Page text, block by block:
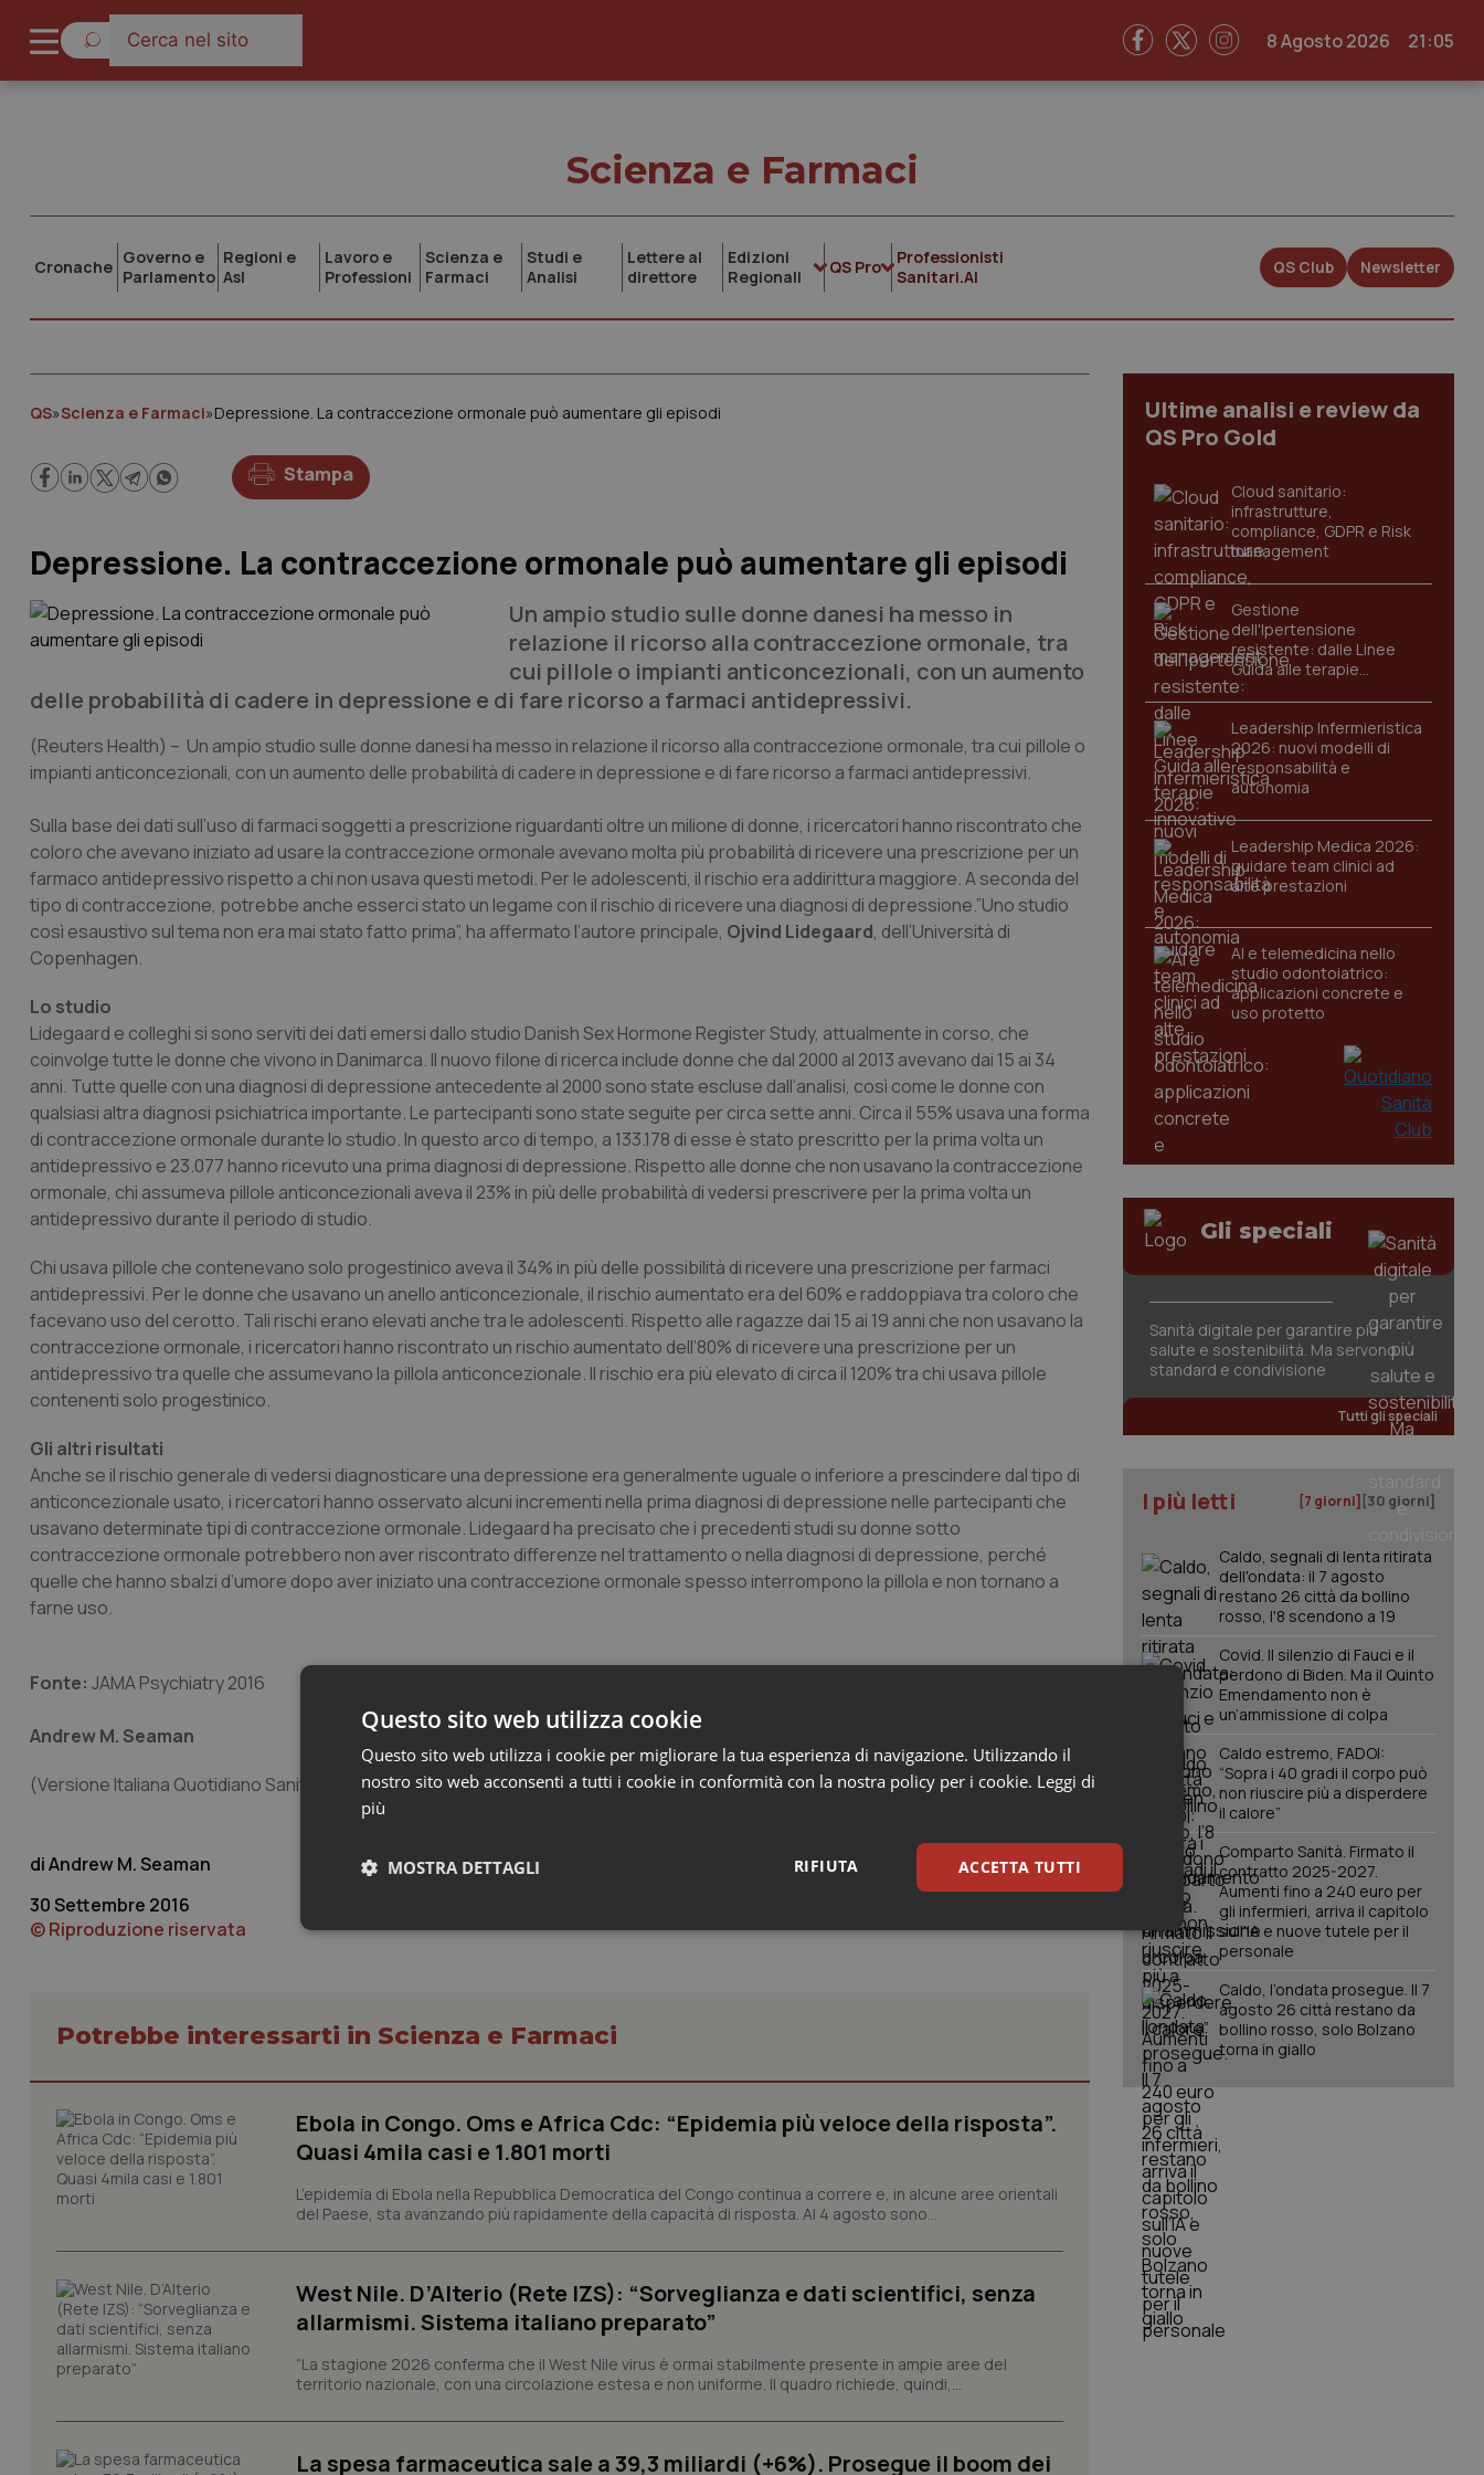
8 Agosto 2026 21:05
Scienza e Farmaci
Cronache Governo e
Parlamento
Regioni e
Asl
Lavoro e
Professioni
Scienza e
Farmaci
Studi e
Analisi
Lettere al
direttore
Edizioni
Regionali
QS Pro
Professionisti
Sanitari.AI
QS Club Newsletter
QS»Scienza e Farmaci»Depressione. La contraccezione ormonale può aumentare gli episodi
Stampa
Depressione. La contraccezione ormonale può aumentare gli episodi
Un ampio studio sulle donne danesi ha messo in
relazione il ricorso alla contraccezione ormonale, tra
cui pillole o impianti anticoncezionali, con un aumento
delle probabilità di cadere in depressione e di fare ricorso a farmaci antidepressivi.
(Reuters Health) – Un ampio studio sulle donne danesi ha messo in relazione il ricorso alla contraccezione ormonale, tra cui pillole o
impianti anticoncezionali, con un aumento delle probabilità di cadere in depressione e di fare ricorso a farmaci antidepressivi.
Sulla base dei dati sull’uso di farmaci soggetti a prescrizione riguardanti oltre un milione di donne, i ricercatori hanno riscontrato che
coloro che avevano iniziato ad usare la contraccezione ormonale avevano molta più probabilità di ricevere una prescrizione per un
farmaco antidepressivo rispetto a chi non usava questi metodi. Per le adolescenti, il rischio era addirittura maggiore. A seconda del
tipo di contraccezione, potrebbe anche esserci stato un legame con il rischio di ricevere una diagnosi di depressione.”Uno studio
così esaustivo sul tema non era mai stato fatto prima”, ha affermato l’autore principale, Ojvind Lidegaard, dell’Università di
Copenhagen.
Lo studio
Lidegaard e colleghi si sono serviti dei dati emersi dallo studio Danish Sex Hormone Register Study, attualmente in corso, che
coinvolge tutte le donne che vivono in Danimarca. Il nuovo filone di ricerca include donne che dal 2000 al 2013 avevano dai 15 ai 34
anni. Tutte quelle con una diagnosi di depressione antecedente al 2000 sono state escluse dall’analisi, così come le donne con
qualsiasi altra diagnosi psichiatrica importante. Le partecipanti sono state seguite per circa sette anni. Circa il 55% usava una forma
di contraccezione ormonale durante lo studio. In questo arco di tempo, a 133.178 di esse è stato prescritto per la prima volta un
antidepressivo e 23.077 hanno ricevuto una prima diagnosi di depressione. Rispetto alle donne che non usavano la contraccezione
ormonale, chi assumeva pillole anticoncezionali aveva il 23% in più delle probabilità di vedersi prescrivere per la prima volta un
antidepressivo durante il periodo di studio.
Chi usava pillole che contenevano solo progestinico aveva il 34% in più delle possibilità di ricevere una prescrizione per farmaci
antidepressivi. Per le donne che usavano un anello anticoncezionale, il rischio aumentato era del 60% e raddoppiava tra coloro che
facevano uso del cerotto. Tali rischi erano elevati anche tra le adolescenti. Rispetto alle ragazze dai 15 ai 19 anni che non usavano la
contraccezione ormonale, i ricercatori hanno riscontrato un rischio aumentato dell’80% di ricevere una prescrizione per un
antidepressivo tra quelle che assumevano la pillola anticoncezionale. Il rischio era più elevato di circa il 120% tra chi usava pillole
contenenti solo progestinico.
Gli altri risultati
Anche se il rischio generale di vedersi diagnosticare una depressione era generalmente uguale o inferiore a prescindere dal tipo di
anticoncezionale usato, i ricercatori hanno osservato alcuni incrementi nella prima diagnosi di depressione nelle partecipanti che
usavano determinate tipi di contraccezione ormonale. Lidegaard ha precisato che i precedenti studi su donne sotto
contraccezione ormonale potrebbero non aver riscontrato differenze nel trattamento o nella diagnosi di depressione, perché
quelle che hanno sbalzi d’umore dopo aver iniziato una contraccezione ormonale spesso interrompono la pillola e non tornano a
farne uso.
Fonte: JAMA Psychiatry 2016
Andrew M. Seaman
(Versione Italiana Quotidiano Sanità/Popular Science)
Andrew M. Seaman
30 Settembre 2016
© Riproduzione riservata
Potrebbe interessarti in Scienza e Farmaci
Ebola in Congo. Oms e Africa Cdc: “Epidemia più veloce della risposta”.
Quasi 4mila casi e 1.801 morti
L’epidemia di Ebola nella Repubblica Democratica del Congo continua a correre e, in alcune aree orientali
del Paese, sta avanzando più rapidamente della capacità di risposta. Al 4 agosto sono...
West Nile. D’Alterio (Rete IZS): “Sorveglianza e dati scientifici, senza
allarmismi. Sistema italiano preparato”
“La stagione 2026 conferma che il West Nile virus è ormai stabilmente presente in ampie aree del
territorio nazionale, con una circolazione estesa e non uniforme. Il quadro richiede, quindi,...
La spesa farmaceutica sale a 39,3 miliardi (+6%). Prosegue il boom dei
Ultime analisi e review da
QS Pro Gold
Cloud sanitario:
infrastrutture,
compliance, GDPR e Risk
management
Gestione
dell'Ipertensione
resistente: dalle Linee
Guida alle terapie
innovative
Leadership Infermieristica
2026: nuovi modelli di
responsabilità e
autonomia
Leadership Medica 2026:
guidare team clinici ad
alte prestazioni
AI e telemedicina nello
studio odontoiatrico:
applicazioni concrete e
uso protetto
Gli speciali
Sanità digitale per garantire più
salute e sostenibilità. Ma servono
standard e condivisione
Tutti gli speciali
I più letti [7 giorni] [30 giorni]
Caldo, segnali di lenta ritirata
dell'ondata: il 7 agosto
restano 26 città da bollino
rosso, l'8 scendono a 19
Covid. Il silenzio di Fauci e il
perdono di Biden. Ma il Quinto
Emendamento non è
un’ammissione di colpa
Caldo estremo, FADOI:
“Sopra i 40 gradi il corpo può
non riuscire più a disperdere
il calore”
Comparto Sanità. Firmato il
contratto 2025-2027.
Aumenti fino a 240 euro per
gli infermieri, arriva il capitolo
sull'IA e nuove tutele per il
personale
Caldo, l’ondata prosegue. Il 7
agosto 26 città restano da
bollino rosso, solo Bolzano
torna in giallo
Questo sito web utilizza cookie
Questo sito web utilizza i cookie per migliorare la tua esperienza di navigazione. Utilizzando il
nostro sito web acconsenti a tutti i cookie in conformità con la nostra policy per i cookie. Leggi di
più
ACCETTA TUTTI
RIFIUTA
MOSTRA DETTAGLI
Necessari Statistici Marketing
Necessari Statistici Marketing
I cookie necessari contribuiscono a rendere fruibile il sito web abilitandone funzionalità di base quali la navigazione sulle pagine
e l'accesso alle aree protette del sito. Il sito web non è in grado di funzionare correttamente senza questi cookie.
VISITOR_PRIVACY_METADATA
YouTube
5 mesi 4
settimane
Questo cookie viene utilizzato per memorizzare le
scelte di consenso e privacy dell'utente per la loro
preferenze siano onorate nelle sessioni future.
CookieScriptConsent
CookieScript
www.quotidianosanita.it
dei cookie di Cookie-Script.com funzioni
correttamente.